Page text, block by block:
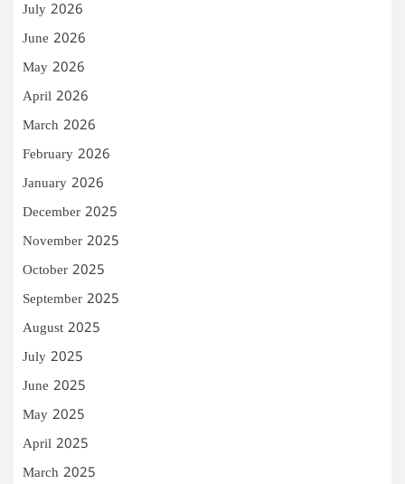
July 2026
June 2026
May 2026
April 2026
March 2026
February 2026
January 2026
December 2025
November 2025
October 2025
September 2025
August 2025
July 2025
June 2025
May 2025
April 2025
March 2025